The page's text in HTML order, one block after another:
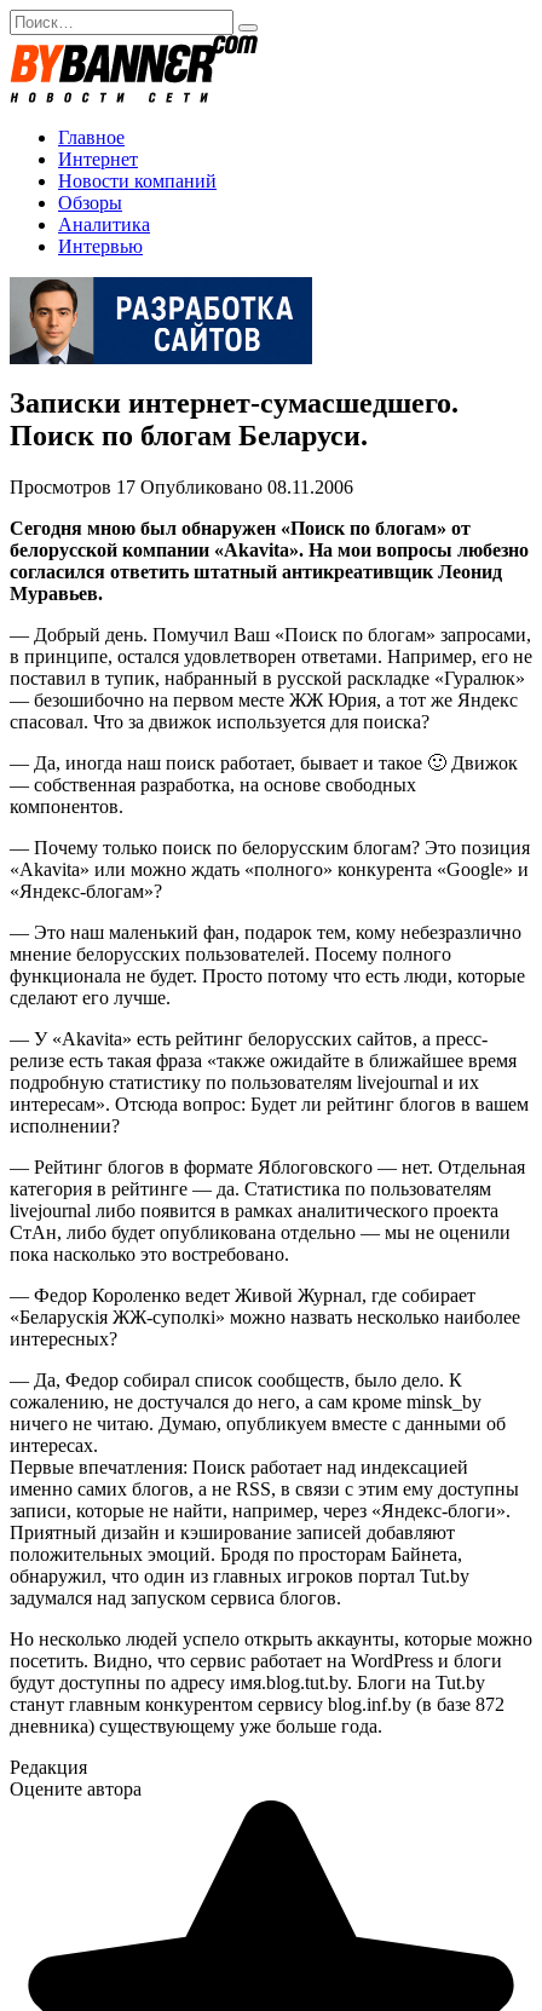
Перейти
к
содержанию
Search
for:
Главное
Интернет
Новости компаний
Обзоры
Аналитика
Интервью
Записки интернет-сумасшедшего.
Поиск по блогам Беларуси.
Просмотров 17 Опубликовано 08.11.2006
Сегодня мною был обнаружен «Поиск по блогам» от
белорусской компании «Akavita». На мои вопросы любезно
согласился ответить штатный антикреативщик Леонид
Муравьев.
— Добрый день. Помучил Ваш «Поиск по блогам» запросами,
в принципе, остался удовлетворен ответами. Например, его не
поставил в тупик, набранный в русской раскладке «Гуралюк»
— безошибочно на первом месте ЖЖ Юрия, а тот же Яндекс
спасовал. Что за движок используется для поиска?
— Да, иногда наш поиск работает, бывает и такое 🙂 Движок
— собственная разработка, на основе свободных
компонентов.
— Почему только поиск по белорусским блогам? Это позиция
«Akavita» или можно ждать «полного» конкурента «Google» и
«Яндекс-блогам»?
— Это наш маленький фан, подарок тем, кому небезразлично
мнение белорусских пользователей. Посему полного
функционала не будет. Просто потому что есть люди, которые
сделают его лучше.
— У «Akavita» есть рейтинг белорусских сайтов, а пресс-
релизе есть такая фраза «также ожидайте в ближайшее время
подробную статистику по пользователям livejournal и их
интересам». Отсюда вопрос: Будет ли рейтинг блогов в вашем
исполнении?
— Рейтинг блогов в формате Яблоговского — нет. Отдельная
категория в рейтинге — да. Статистика по пользователям
livejournal либо появится в рамках аналитического проекта
СтАн, либо будет опубликована отдельно — мы не оценили
пока насколько это востребовано.
— Федор Короленко ведет Живой Журнал, где собирает
«Беларускія ЖЖ-суполкі» можно назвать несколько наиболее
интересных?
— Да, Федор собирал список сообществ, было дело. К
сожалению, не достучался до него, а сам кроме minsk_by
ничего не читаю. Думаю, опубликуем вместе с данными об
интересах.
Первые впечатления: Поиск работает над индексацией
именно самих блогов, а не RSS, в связи с этим ему доступны
записи, которые не найти, например, через «Яндекс-блоги».
Приятный дизайн и кэширование записей добавляют
положительных эмоций. Бродя по просторам Байнета,
обнаружил, что один из главных игроков портал Tut.by
задумался над запуском сервиса блогов.
Но несколько людей успело открыть аккаунты, которые можно
посетить. Видно, что сервис работает на WordPress и блоги
будут доступны по адресу имя.blog.tut.by. Блоги на Tut.by
станут главным конкурентом сервису blog.inf.by (в базе 872
дневника) существующему уже больше года.
Редакция
Оцените автора